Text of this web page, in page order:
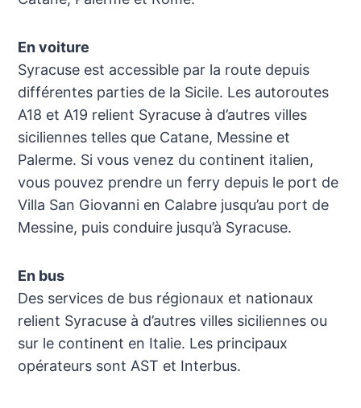
En voiture
Syracuse est accessible par la route depuis
différentes parties de la Sicile. Les autoroutes
A18 et A19 relient Syracuse à d’autres villes
siciliennes telles que Catane, Messine et
Palerme. Si vous venez du continent italien,
vous pouvez prendre un ferry depuis le port de
Villa San Giovanni en Calabre jusqu’au port de
Messine, puis conduire jusqu’à Syracuse.
En bus
Des services de bus régionaux et nationaux
relient Syracuse à d’autres villes siciliennes ou
sur le continent en Italie. Les principaux
opérateurs sont AST et Interbus.